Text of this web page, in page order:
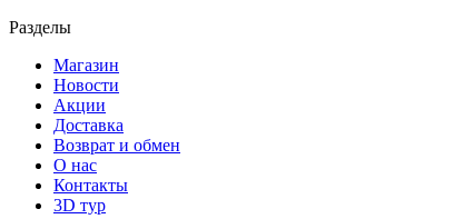
Разделы
Магазин
Новости
Акции
Доставка
Возврат и обмен
О нас
Контакты
3D тур